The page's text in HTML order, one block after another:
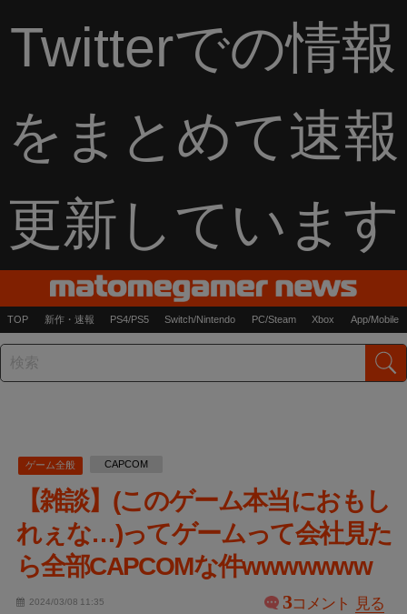
Twitterでの情報
をまとめて速報
更新しています
TOP 新作・速報 PS4/PS5 Switch/Nintendo PC/Steam Xbox App/Mobile
ゲーム全般 CAPCOM
【雑談】(このゲーム本当におもし
れぇな…)ってゲームって会社見た
ら全部CAPCOMな件wwwwwww
2024/03/08 11:35 3コメント 見る